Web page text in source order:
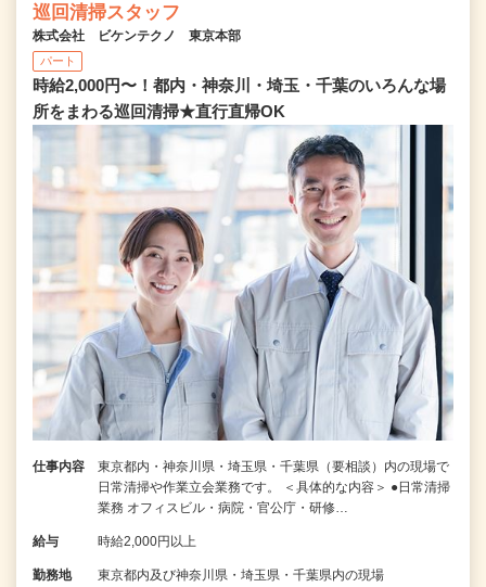
巡回清掃スタッフ
株式会社 ビケンテクノ 東京本部
パート
時給2,000円〜！都内・神奈川・埼玉・千葉のいろんな場
所をまわる巡回清掃★直行直帰OK
仕事内容
東京都内・神奈川県・埼玉県・千葉県（要相談）内の現場で
日常清掃や作業立会業務です。 ＜具体的な内容＞ ●日常清掃
業務 オフィスビル・病院・官公庁・研修…
給与 時給2,000円以上
勤務地 東京都内及び神奈川県・埼玉県・千葉県内の現場